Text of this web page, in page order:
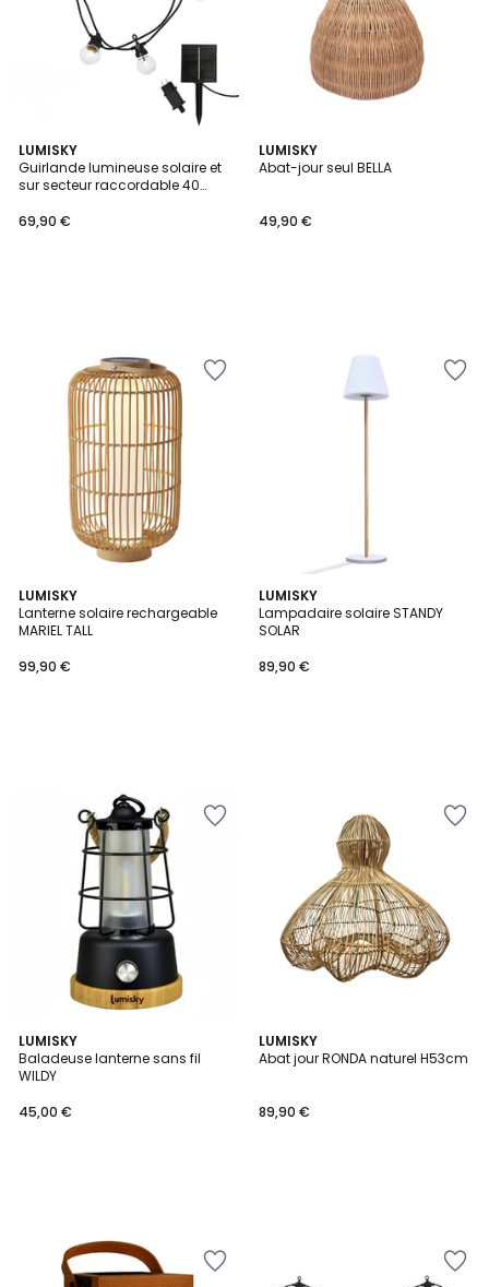
LUMISKY
Guirlande lumineuse solaire et
sur secteur raccordable 40
blanc chaud PARTY CLEAR 20
69,90 €
LUMISKY
Abat-jour seul BELLA
49,90 €
LUMISKY
Lanterne solaire rechargeable
MARIEL TALL
99,90 €
LUMISKY
Lampadaire solaire STANDY
SOLAR
89,90 €
LUMISKY
Baladeuse lanterne sans fil
WILDY
45,00 €
LUMISKY
Abat jour RONDA naturel H53cm
89,90 €